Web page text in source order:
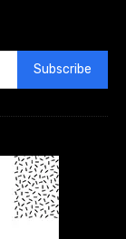
Subscribe